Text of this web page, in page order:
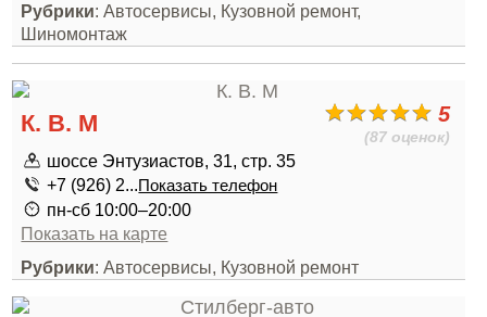
Рубрики: Автосервисы, Кузовной ремонт,
Шиномонтаж
5
(87 оценок)
К. В. М
шоссе Энтузиастов, 31, стр. 35
+7 (926) 2...Показать телефон
пн-сб 10:00–20:00
Показать на карте
Рубрики: Автосервисы, Кузовной ремонт